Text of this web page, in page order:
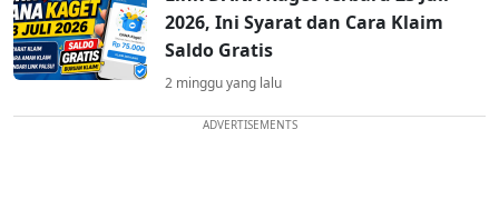
2026, Ini Syarat dan Cara Klaim
Saldo Gratis
2 minggu yang lalu
ADVERTISEMENTS